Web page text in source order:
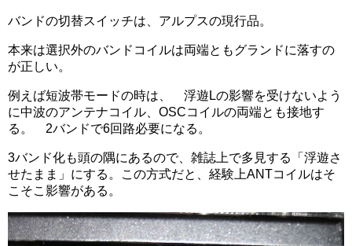
バンドの切替スイッチは、アルプスの現行品。
本来は選択外のバンドコイルは両端ともグランドに落すの
が正しい。
例えば短波帯モードの時は、 浮遊Lの影響を受けないよう
に中波のアンテナコイル、OSCコイルの両端とも接地す
る。 2バンドで6回路必要になる。
3バンド化も頭の隅にあるので、雑誌上で多見する「浮遊さ
せたまま」にする。この方式だと、経験上ANTコイルはそ
こそこ影響がある。